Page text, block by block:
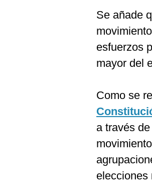
Se añade
esfuerzos
mayor del
Como se
a través
elecciones